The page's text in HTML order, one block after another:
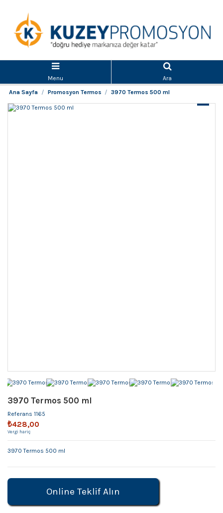
Menu
Ara
Ana Sayfa
Promosyon Termos 3970 Termos 500 ml
3970 Termos 500 ml
Referans 1165
₺428,00
Vergi hariç
3970 Termos 500 ml
Online Teklif Alın